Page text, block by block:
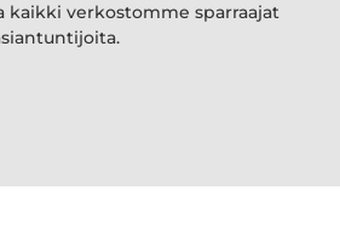
kaikki verkostomme sparraajat